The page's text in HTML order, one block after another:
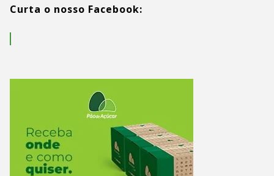
Curta o nosso Facebook: